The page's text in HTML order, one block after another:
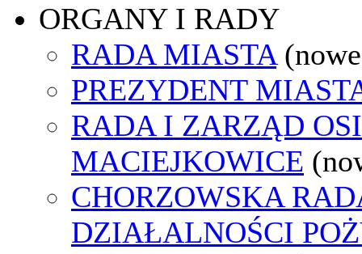
ORGANY I RADY
RADA MIASTA
PREZYDENT
RADA I ZARZĄD
MACIEJKOWICE
CHORZOWSKA
DZIAŁALNOŚCI